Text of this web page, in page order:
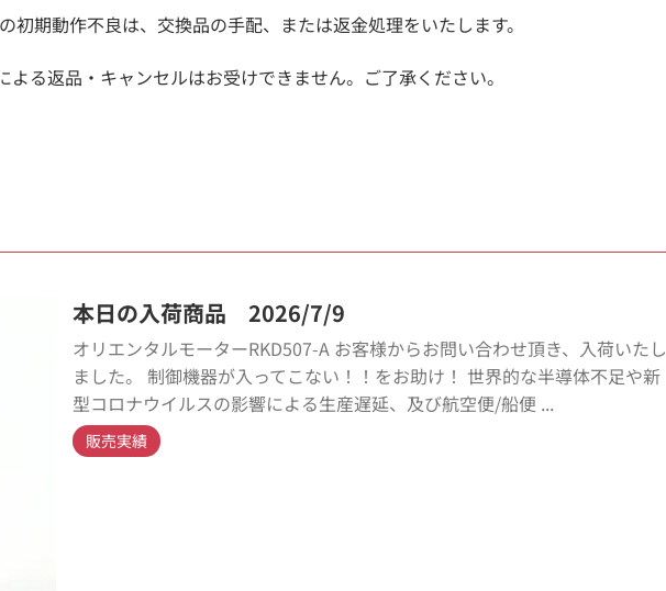
初期動作不良は、交換品の手配、または返金処理をいたします。
よる返品・キャンセルはお受けできません。ご了承ください。
本日の入荷商品 2026/7/9
オリエンタルモーターRKD507-A お客様からお問い合わせ頂き、入荷いたし
ました。 制御機器が入ってこない！！をお助け！ 世界的な半導体不足や新
型コロナウイルスの影響による生産遅延、及び航空便/船便 ...
販売実績